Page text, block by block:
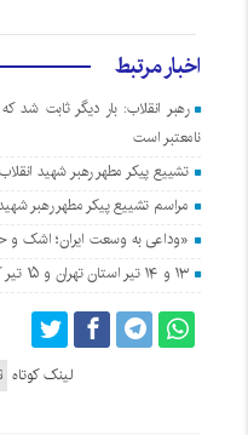
اخبار مرتبط
رهبر انقلاب: بار دیگر ثابت
نامعتبر است
تشییع پیکر مطهر رهبر شهید
مراسم تشییع پیکر مطهر رهبر
«وداعی به وسعت ایران؛ اشک و
۱۳ و ۱۴ تیر استان تهران و ۱۵ تیر کل کشور تعطیل است
لینک کوتاه